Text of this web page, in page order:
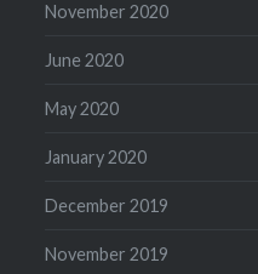
November 2020
June 2020
May 2020
January 2020
December 2019
November 2019